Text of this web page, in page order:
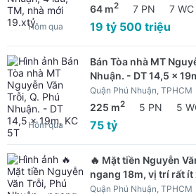
64 m2 7 PN 7 WC
19 tỷ 500 triệu
Hôm qua
Bán Tòa nhà MT
Nhuận. - DT 14,5 x
Quận Phú Nhuận, TPHCM
225 m2 5 PN 5
75 tỷ
Hôm qua
🔥 Mặt tiền Nguyễn
ngang 18m, vị trí rất ít
Quận Phú Nhuận, TPHCM